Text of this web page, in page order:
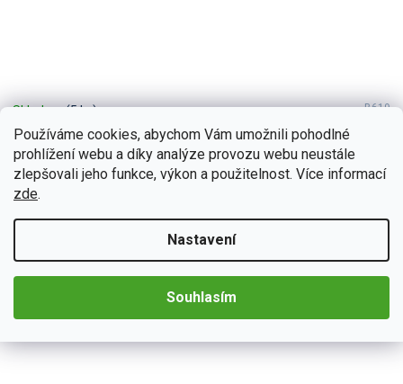
Používáme cookies, abychom Vám umožnili pohodlné
prohlížení webu a díky analýze provozu webu neustále
zlepšovali jeho funkce, výkon a použitelnost. Více informací
zde.
Nastavení
Souhlasím
Bmode 2DIN autorádio BW19 Android s GPS
Skladem(5 ks)
4 790 Kč
Autorádio Bmode BW19 Vám dokonale poslouží na kratších, ale
i dlouhých cestách. Na první pohled zaujme moderní technologií
CarPlay a AndroidAuto,...
B619